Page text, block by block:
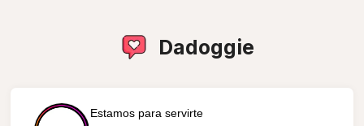
Dadoggie
Estamos para servirte